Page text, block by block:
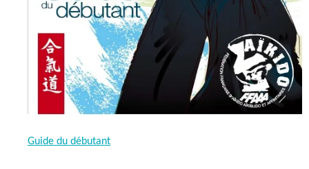
Guide du débutant